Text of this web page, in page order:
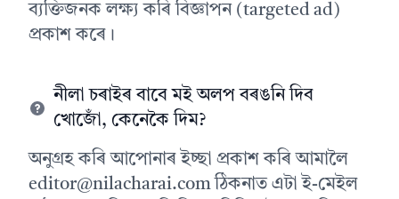
ব্যক্তিজনক লক্ষ্য কৰি বিজ্ঞাপন (targeted ad)
প্ৰকাশ কৰে।
নীলা চৰাইৰ বাবে মই অলপ বৰঙনি দিব
খোজোঁ, কেনেকৈ দিম?
অনুগ্ৰহ কৰি আপোনাৰ ইচ্ছা প্ৰকাশ কৰি আমালৈ
editor@nilacharai.comঠিকনাত এটা ই-মেইল